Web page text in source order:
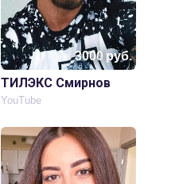
3000 руб.
ТИЛЭКС Смирнов
YouTube